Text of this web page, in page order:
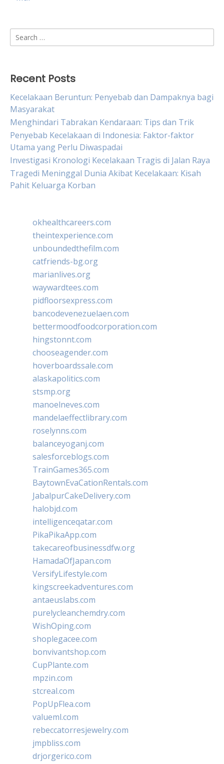
Search
for:
Recent Posts
Kecelakaan Beruntun: Penyebab dan Dampaknya bagi
Masyarakat
Menghindari Tabrakan Kendaraan: Tips dan Trik
Penyebab Kecelakaan di Indonesia: Faktor-faktor
Utama yang Perlu Diwaspadai
Investigasi Kronologi Kecelakaan Tragis di Jalan Raya
Tragedi Meninggal Dunia Akibat Kecelakaan: Kisah
Pahit Keluarga Korban
okhealthcareers.com
theintexperience.com
unboundedthefilm.com
catfriends-bg.org
marianlives.org
waywardtees.com
pidfloorsexpress.com
bancodevenezuelaen.com
bettermoodfoodcorporation.com
hingstonnt.com
chooseagender.com
hoverboardssale.com
alaskapolitics.com
stsmp.org
manoelneves.com
mandelaeffectlibrary.com
roselynns.com
balanceyoganj.com
salesforceblogs.com
TrainGames365.com
BaytownEvaCationRentals.com
JabalpurCakeDelivery.com
halobjd.com
intelligenceqatar.com
PikaPikaApp.com
takecareofbusinessdfw.org
HamadaOfJapan.com
VersifyLifestyle.com
kingscreekadventures.com
antaeuslabs.com
purelycleanchemdry.com
WishOping.com
shoplegacee.com
bonvivantshop.com
CupPlante.com
mpzin.com
stcreal.com
PopUpFlea.com
valueml.com
rebeccatorresjewelry.com
jmpbliss.com
drjorgerico.com